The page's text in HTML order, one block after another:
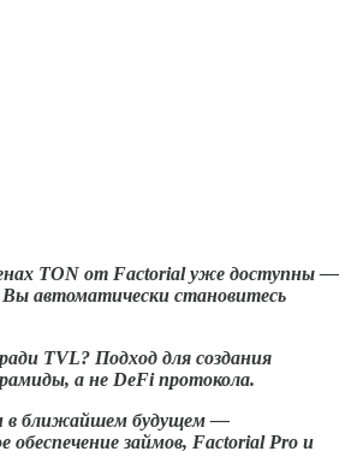
TON от Factorial уже доступны —
автоматически становитесь
TVL? Подход для создания
а не DeFi протокола.
в ближайшем будущем —
обеспечение займов, Factorial Pro и